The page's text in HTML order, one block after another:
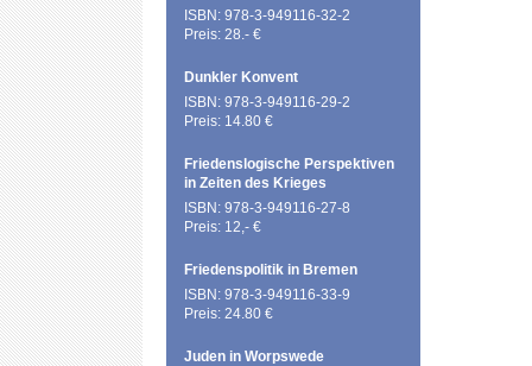
ISBN: 978-3-949116-32-2
Preis: 28.- €
Dunkler Konvent
ISBN: 978-3-949116-29-2
Preis: 14.80 €
Friedenslogische Perspektiven
in Zeiten des Krieges
ISBN: 978-3-949116-27-8
Preis: 12,- €
Friedenspolitik in Bremen
ISBN: 978-3-949116-33-9
Preis: 24.80 €
Juden in Worpswede